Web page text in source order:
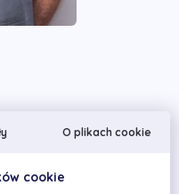
O plikach cookie
cookie